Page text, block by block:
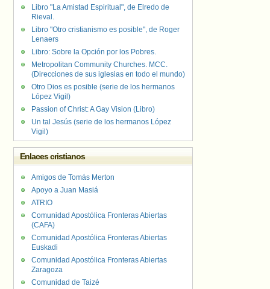
Libro "La Amistad Espiritual", de Elredo de
Rieval.
Libro "Otro cristianismo es posible", de Roger
Lenaers
Libro: Sobre la Opción por los Pobres.
Metropolitan Community Churches. MCC.
(Direcciones de sus iglesias en todo el mundo)
Otro Dios es posible (serie de los hermanos
López Vigil)
Passion of Christ: A Gay Vision (Libro)
Un tal Jesús (serie de los hermanos López
Vigil)
Enlaces cristianos
Amigos de Tomás Merton
Apoyo a Juan Masiá
ATRIO
Comunidad Apostólica Fronteras Abiertas
(CAFA)
Comunidad Apostólica Fronteras Abiertas
Euskadi
Comunidad Apostólica Fronteras Abiertas
Zaragoza
Comunidad de Taizé